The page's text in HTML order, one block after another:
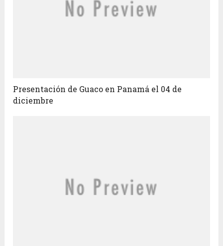
Presentación de Guaco en Panamá el 04 de
diciembre